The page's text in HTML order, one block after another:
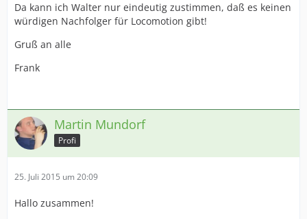
Da kann ich Walter nur eindeutig zustimmen, daß es keinen
würdigen Nachfolger für Locomotion gibt!
Gruß an alle
Frank
Martin Mundorf
Profi
25. Juli 2015 um 20:09
Hallo zusammen!